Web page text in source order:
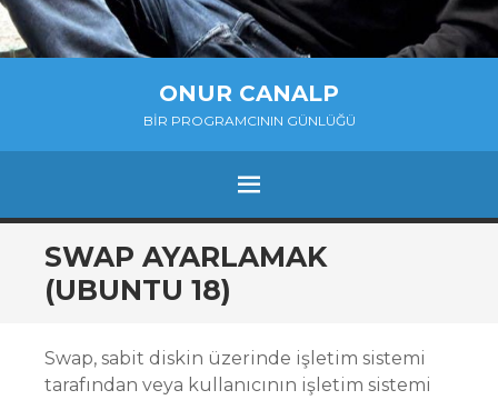
ONUR CANALP
BIR PROGRAMCININ GÜNLÜĞÜ
MENU
SKIP
TO
CONTENT
SWAP AYARLAMAK
(UBUNTU 18)
Swap, sabit diskin üzerinde işletim sistemi
tarafından veya kullanıcının işletim sistemi